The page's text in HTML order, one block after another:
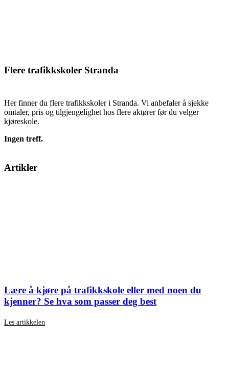
Flere trafikkskoler Stranda
Her finner du flere trafikkskoler i Stranda. Vi anbefaler å sjekke
omtaler, pris og tilgjengelighet hos flere aktører før du velger
kjøreskole.
Ingen treff.
Artikler
Lære å kjøre på trafikkskole eller med noen du
kjenner? Se hva som passer deg best
Les artikkelen